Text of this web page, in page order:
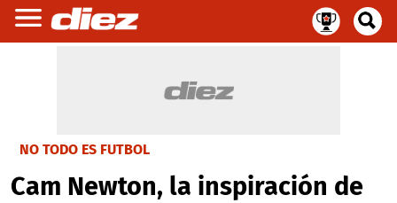
NO TODO ES FUTBOL
Cam Newton, la inspiración de